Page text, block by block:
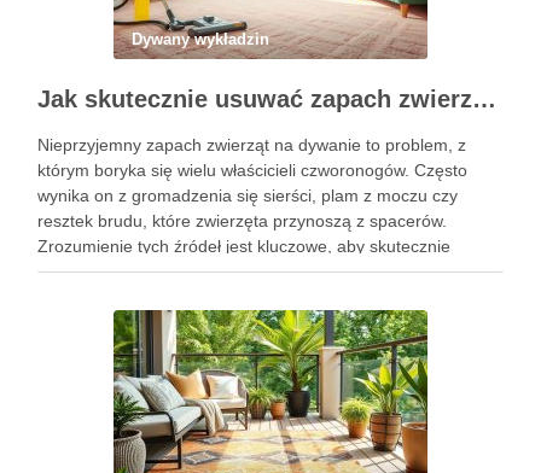
Dywany wykładzin
Jak skutecznie usuwać zapach zwierząt z dywanu: metody, które naprawdę pomagają w domu i przy pielęgnacji pupila
Nieprzyjemny zapach zwierząt na dywanie to problem, z
którym boryka się wielu właścicieli czworonogów. Często
wynika on z gromadzenia się sierści, plam z moczu czy
resztek brudu, które zwierzęta przynoszą z spacerów.
Zrozumienie tych źródeł jest kluczowe, aby skutecznie
zadbać o świeżość dywanu w domu. Istnieje wiele